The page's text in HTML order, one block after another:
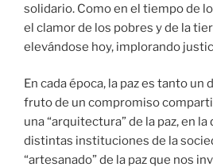
solidario. Como en el tiempo de
el clamor de los pobres y de la
elevándose hoy, implorando
En cada época, la paz es tanto un
fruto de un compromiso
una “arquitectura” de la paz, en
distintas instituciones de la
“artesanado” de la paz que nos